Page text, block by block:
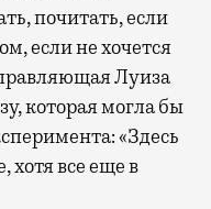
почитать, если
если не хочется
Луиза
которая могла бы
«Здесь
хотя все еще в